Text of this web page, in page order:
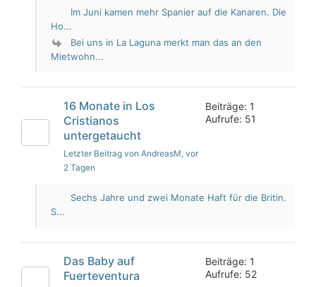
Im Juni kamen mehr Spanier auf die Kanaren. Die
Ho...
Bei uns in La Laguna merkt man das an den
Mietwohn...
16 Monate in Los
Cristianos
untergetaucht
Letzter Beitrag von AndreasM, vor
2 Tagen
Beiträge: 1
Aufrufe: 51
Sechs Jahre und zwei Monate Haft für die Britin.
S...
Das Baby auf
Fuerteventura
Beiträge: 1
Aufrufe: 52